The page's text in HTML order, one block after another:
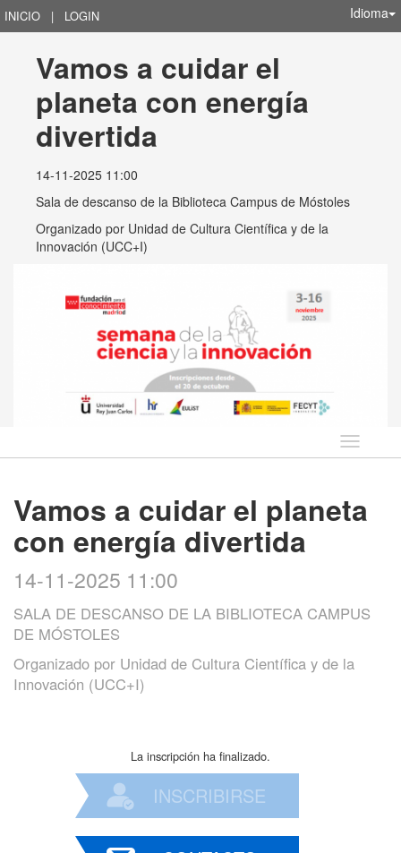
INICIO | LOGIN Idioma
Vamos a cuidar el
planeta con energía
divertida
14-11-2025 11:00
Sala de descanso de la Biblioteca Campus de Móstoles
Organizado por Unidad de Cultura Científica y de la
Innovación (UCC+I)
Idioma
Vamos a cuidar el planeta
con energía divertida
14-11-2025 11:00
SALA DE DESCANSO DE LA BIBLIOTECA CAMPUS
DE MÓSTOLES
Organizado por Unidad de Cultura Científica y de la
Innovación (UCC+I)
La inscripción ha finalizado.
INSCRIBIRSE